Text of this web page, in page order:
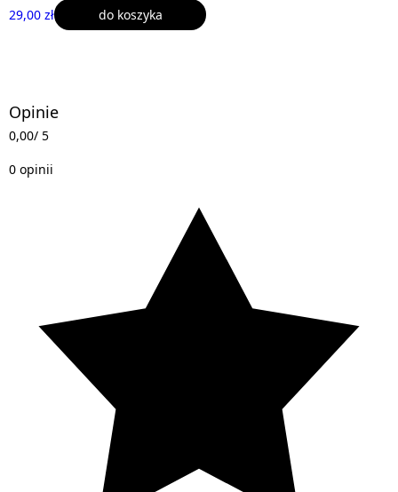
29,00 zł do koszyka
Opinie
0,00/ 5
0 opinii